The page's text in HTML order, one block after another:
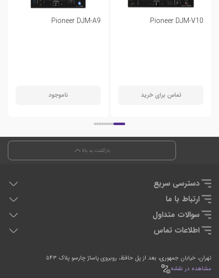
Pioneer DJM-V10
تماس برای خرید
Pioneer DJM-A9
ناموجود
بازگشت به بالا
دسترسی سریع
هدفون دی جی
دی جی کنترلر
تجهیزان اجرای زنده
تجهیزات استودیویی
ارتباط با ما
تماس با ما
سوالات متداول
سوالات متداول
اطلاعات تماس
021-66764054
7 روز هفته، 24 ساعته پاسخگوی شما هستیم
تهران، خیابان جمهوری، بعد از پل حافظ، روبروی پاساژ چارسو پلاک ۵۴۳
مشاهده در نقشه